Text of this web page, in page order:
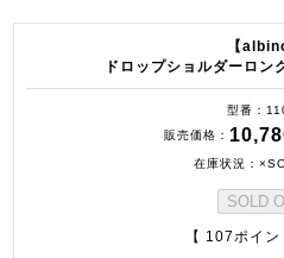
【
ドロップショルダーロン
型番
販売価格
在庫状況
SOLD
【 107ポイン